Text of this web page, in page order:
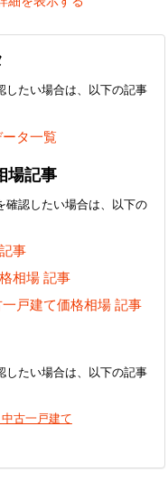
したい場合は、以下の記事
タ一覧
場記事
確認したい場合は、以下の
事
相場 記事
戸建て価格相場 記事
したい場合は、以下の記事
中古一戸建て